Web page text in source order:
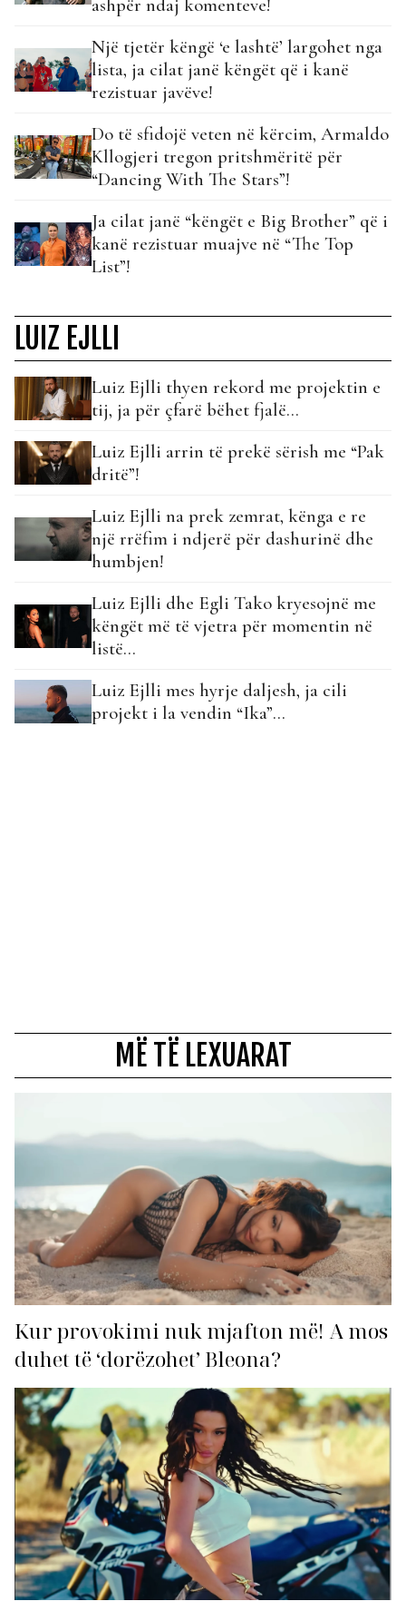
ashpër ndaj komenteve!
Një tjetër këngë ‘e lashtë’ largohet nga
lista, ja cilat janë këngët që i kanë
rezistuar javëve!
Do të sfidojë veten në kërcim, Armaldo
Kllogjeri tregon pritshmëritë për
“Dancing With The Stars”!
Ja cilat janë “këngët e Big Brother” që i
kanë rezistuar muajve në “The Top
List”!
LUIZ EJLLI
Luiz Ejlli thyen rekord me projektin e
tij, ja për çfarë bëhet fjalë…
Luiz Ejlli arrin të prekë sërish me “Pak
dritë”!
Luiz Ejlli na prek zemrat, kënga e re
një rrëfim i ndjerë për dashurinë dhe
humbjen!
Luiz Ejlli dhe Egli Tako kryesojnë me
këngët më të vjetra për momentin në
listë…
Luiz Ejlli mes hyrje daljesh, ja cili
projekt i la vendin “Ika”…
MË TË LEXUARAT
Kur provokimi nuk mjafton më! A mos
duhet të ‘dorëzohet’ Bleona?